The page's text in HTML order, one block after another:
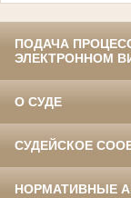
ПОДАЧА
ЭЛЕКТРОННОМ
О СУДЕ
СУДЕЙСКОЕ
НОРМАТИВНЫЕ